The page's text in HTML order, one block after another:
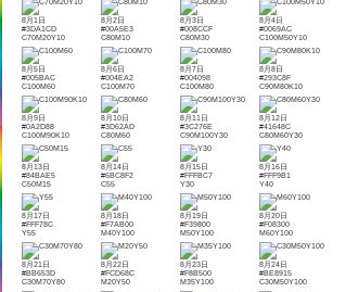
8月1日
#3DA1CD
C70M20Y10
8月2日
#00A5E3
C80M10
8月3日
#008CCF
C80M30
8月4日
#0069AC
C100M50Y10
8月5日
#005BAC
C100M60
8月6日
#004EA2
C100M70
8月7日
#004098
C100M80
8月8日
#293C8F
C90M80K10
8月9日
#0A2D88
C100M90K10
8月10日
#3D62AD
C80M60
8月11日
#3C276E
C90M100Y30
8月12日
#41648C
C80M60Y30
8月13日
#84BAE5
C50M15
8月14日
#6BC8F2
C55
8月15日
#FFFBC7
Y30
8月16日
#FFF9B1
Y40
8月17日
#FFF78C
Y55
8月18日
#F7AB00
M40Y100
8月19日
#F39800
M50Y100
8月20日
#F08300
M60Y100
8月21日
#BB653D
C30M70Y80
8月22日
#FCD68C
M20Y50
8月23日
#F8B500
M35Y100
8月24日
#BE8915
C30M50Y100